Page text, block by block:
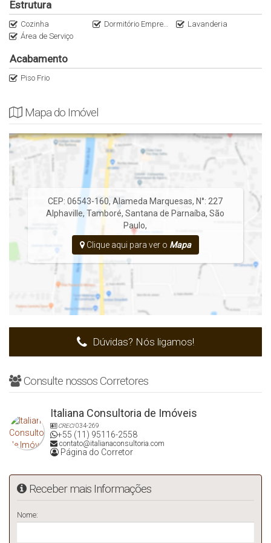
WhatsApp (11)95116.2558
Instagram @Italianaconsultoria
Estrutura
Cozinha Dormitório Empregada
Lavanderia
Área de Serviço
Acabamento
Piso Frio
Mapa do Imóvel
CEP: 06543-160,Alameda Marquesas, N°: 227
Alphaville,Tamboré,Santana de Parnaíba,São
Paulo,
Clique aqui para ver o Mapa
Dúvidas? Nós ligamos!
Consulte nossos Corretores
Italiana Consultoria de Imóveis
CRECI034-269
+55 (11) 95116-2558
contato@italianaconsultoria.com
Página do Corretor
Receber mais Informações
Nome: